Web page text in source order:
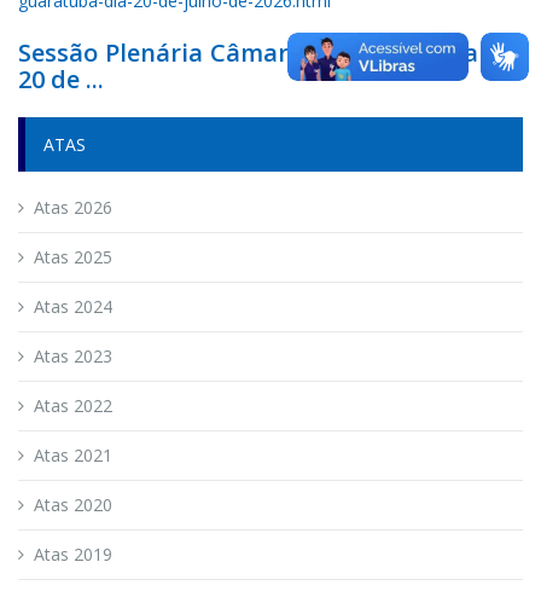
Sessão Plenária Câmara de Guaratuba dia
20 de ...
ATAS
Atas 2026
Atas 2025
Atas 2024
Atas 2023
Atas 2022
Atas 2021
Atas 2020
Atas 2019